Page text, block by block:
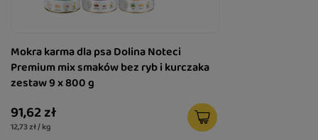
Mokra karma dla psa Dolina Noteci
Premium mix smaków bez ryb i kurczaka
zestaw 9 x 800 g
91,62 zł
12,73 zł / kg